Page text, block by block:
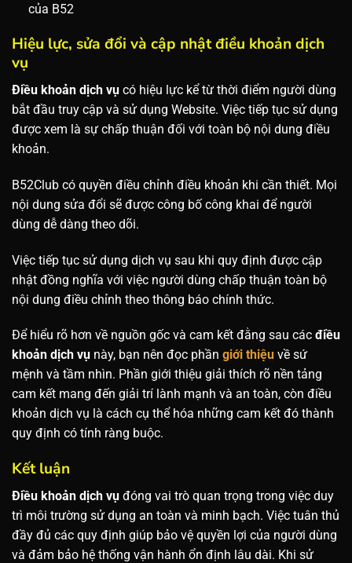
của B52
Hiệu lực, sửa đổi và cập nhật điều khoản dịch
vụ
Điều khoản dịch vụ có hiệu lực kể từ thời điểm người dùng
bắt đầu truy cập và sử dụng Website. Việc tiếp tục sử dụng
được xem là sự chấp thuận đối với toàn bộ nội dung điều
khoản.
B52Club có quyền điều chỉnh điều khoản khi cần thiết. Mọi
nội dung sửa đổi sẽ được công bố công khai để người
dùng dễ dàng theo dõi.
Việc tiếp tục sử dụng dịch vụ sau khi quy định được cập
nhật đồng nghĩa với việc người dùng chấp thuận toàn bộ
nội dung điều chỉnh theo thông báo chính thức.
Để hiểu rõ hơn về nguồn gốc và cam kết đằng sau các điều
khoản dịch vụ này, bạn nên đọc phần giới thiệu về sứ
mệnh và tầm nhìn. Phần giới thiệu giải thích rõ nền tảng
cam kết mang đến giải trí lành mạnh và an toàn, còn điều
khoản dịch vụ là cách cụ thể hóa những cam kết đó thành
quy định có tính ràng buộc.
Kết luận
Điều khoản dịch vụ đóng vai trò quan trọng trong việc duy
trì môi trường sử dụng an toàn và minh bạch. Việc tuân thủ
đầy đủ các quy định giúp bảo vệ quyền lợi của người dùng
và đảm bảo hệ thống vận hành ổn định lâu dài. Khi sử